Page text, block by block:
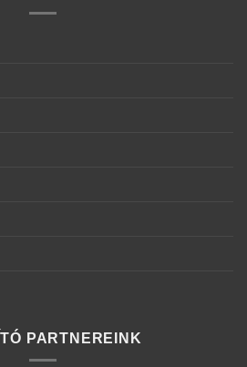
PARTNEREINK